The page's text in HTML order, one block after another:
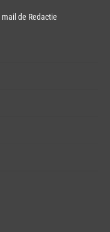
mail de Redactie